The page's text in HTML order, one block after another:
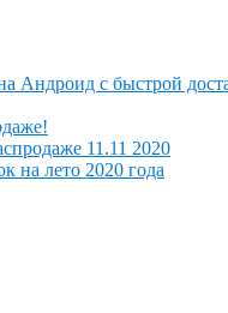
Андроид с быстрой
11.11 2020
на лето 2020 года